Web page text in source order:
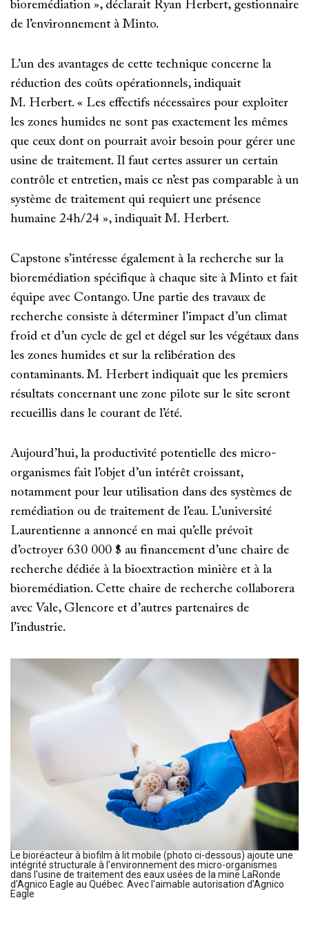
bioremédiation », déclarait Ryan Herbert, gestionnaire
de l’environnement à Minto.
L’un des avantages de cette technique concerne la
réduction des coûts opérationnels, indiquait
M. Herbert. « Les effectifs nécessaires pour exploiter
les zones humides ne sont pas exactement les mêmes
que ceux dont on pourrait avoir besoin pour gérer une
usine de traitement. Il faut certes assurer un certain
contrôle et entretien, mais ce n’est pas comparable à un
système de traitement qui requiert une présence
humaine 24h/24 », indiquait M. Herbert.
Capstone s’intéresse également à la recherche sur la
bioremédiation spécifique à chaque site à Minto et fait
équipe avec Contango. Une partie des travaux de
recherche consiste à déterminer l’impact d’un climat
froid et d’un cycle de gel et dégel sur les végétaux dans
les zones humides et sur la relibération des
contaminants. M. Herbert indiquait que les premiers
résultats concernant une zone pilote sur le site seront
recueillis dans le courant de l’été.
Aujourd’hui, la productivité potentielle des micro-
organismes fait l’objet d’un intérêt croissant,
notamment pour leur utilisation dans des systèmes de
remédiation ou de traitement de l’eau. L’université
Laurentienne a annoncé en mai qu’elle prévoit
d’octroyer 630 000 $ au financement d’une chaire de
recherche dédiée à la bioextraction minière et à la
bioremédiation. Cette chaire de recherche collaborera
avec Vale, Glencore et d’autres partenaires de
l’industrie.
Le bioréacteur à biofilm à lit mobile (photo ci-dessous) ajoute une
intégrité structurale à l'environnement des micro-organismes
dans l'usine de traitement des eaux usées de la mine LaRonde
d'Agnico Eagle au Québec. Avec l'aimable autorisation d'Agnico
Eagle